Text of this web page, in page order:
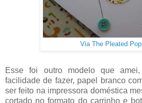
Via The Pleated
Esse foi outro modelo que
facilidade de fazer, papel branco
ser feito na impressora doméstica
cortado no formato do carrinho e